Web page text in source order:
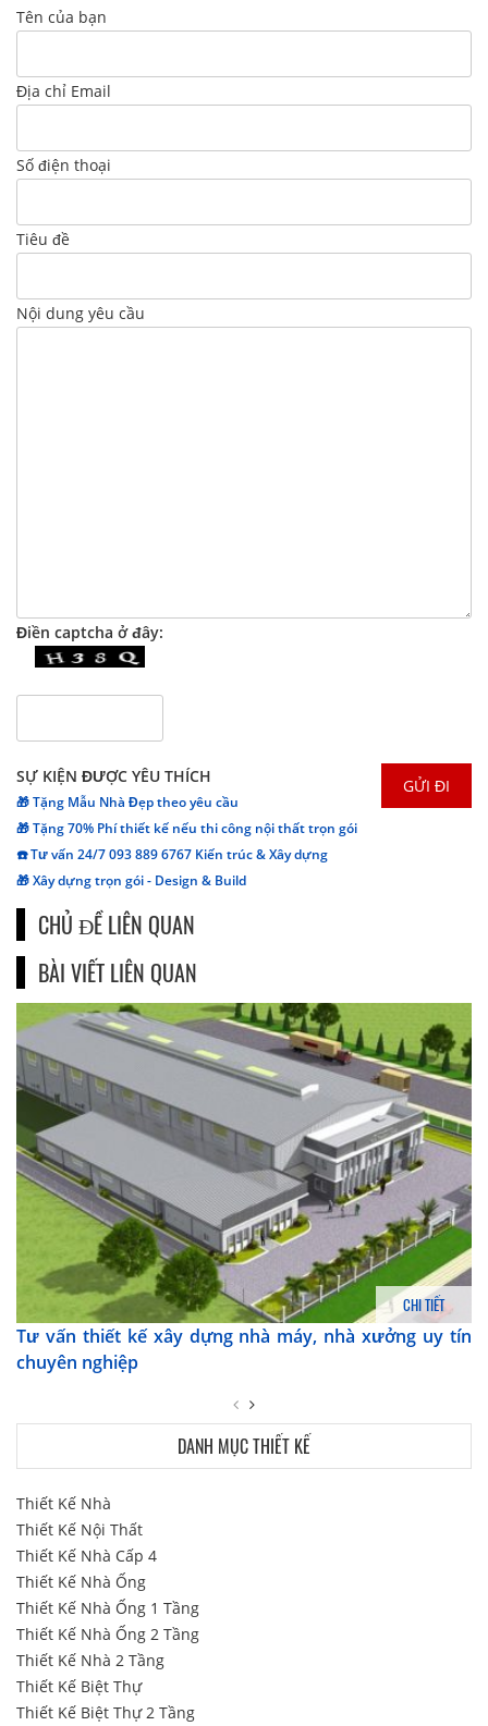
Tên của bạn
Địa chỉ Email
Số điện thoại
Tiêu đề
Nội dung yêu cầu
Điền captcha ở đây:
SỰ KIỆN ĐƯỢC YÊU THÍCH
🎁 Tặng Mẫu Nhà Đẹp theo yêu cầu
🎁 Tặng 70% Phí thiết kế nếu thi công nội thất trọn gói
☎️ Tư vấn 24/7 093 889 6767 Kiến trúc & Xây dựng
🎁 Xây dựng trọn gói - Design & Build
CHỦ ĐỀ LIÊN QUAN
BÀI VIẾT LIÊN QUAN
CHI TIẾT
Tư vấn thiết kế xây dựng nhà máy, nhà xưởng uy tín
chuyên nghiệp
DANH MỤC THIẾT KẾ
Thiết Kế Nhà
Thiết Kế Nội Thất
Thiết Kế Nhà Cấp 4
Thiết Kế Nhà Ống
Thiết Kế Nhà Ống 1 Tầng
Thiết Kế Nhà Ống 2 Tầng
Thiết Kế Nhà 2 Tầng
Thiết Kế Biệt Thự
Thiết Kế Biệt Thự 2 Tầng